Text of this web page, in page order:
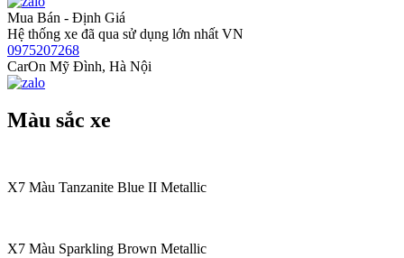
Mua Bán - Định Giá
Hệ thống xe đã qua sử dụng lớn nhất VN
0975207268
CarOn Mỹ Đình, Hà Nội
Màu sắc xe
X7 Màu Tanzanite Blue II Metallic
X7 Màu Sparkling Brown Metallic